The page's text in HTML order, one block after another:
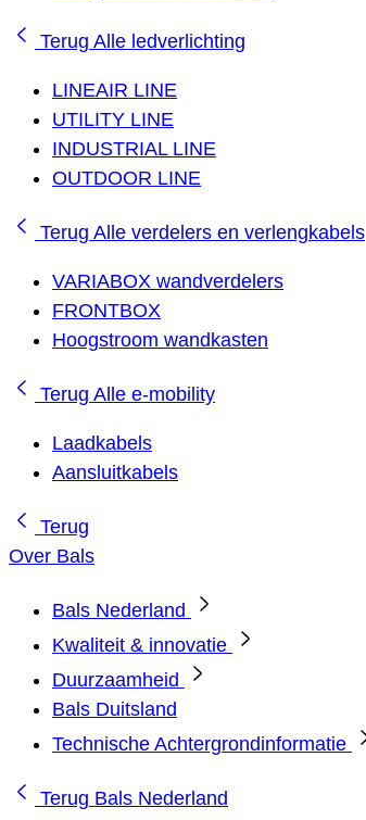
Terug Alle ledverlichting
LINEAIR LINE
UTILITY LINE
INDUSTRIAL LINE
OUTDOOR LINE
Terug Alle verdelers en verlengkabels
VARIABOX wandverdelers
FRONTBOX
Hoogstroom wandkasten
Terug Alle e-mobility
Laadkabels
Aansluitkabels
Terug
Over Bals
Bals Nederland
Kwaliteit & innovatie
Duurzaamheid
Bals Duitsland
Technische Achtergrondinformatie
Terug Bals Nederland